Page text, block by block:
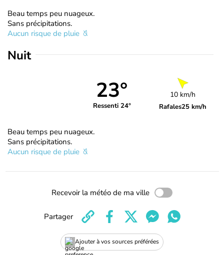
Beau temps peu nuageux.
Sans précipitations.
Aucun risque de pluie
Nuit
23°
Ressenti 24°
10 km/h
Rafales25 km/h
Beau temps peu nuageux.
Sans précipitations.
Aucun risque de pluie
Recevoir la météo de ma ville
Ajouter à vos sources préférées
Partager